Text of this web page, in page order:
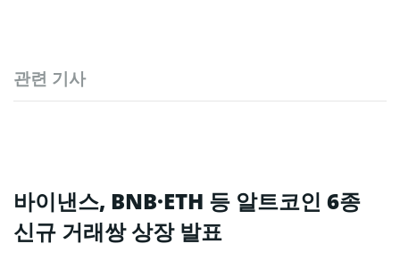
관련 기사
바이낸스, BNB·ETH 등 알트코인 6종
신규 거래쌍 상장 발표